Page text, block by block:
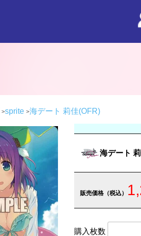
sprite 海デート 莉佳(OFR)
海デート
販売価格（税込）
購入枚数